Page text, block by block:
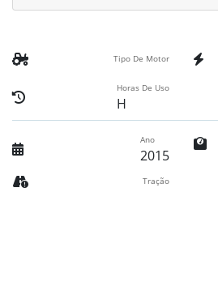
Tipo De Motor
Horas De Uso
H
Ano
2015
Tração